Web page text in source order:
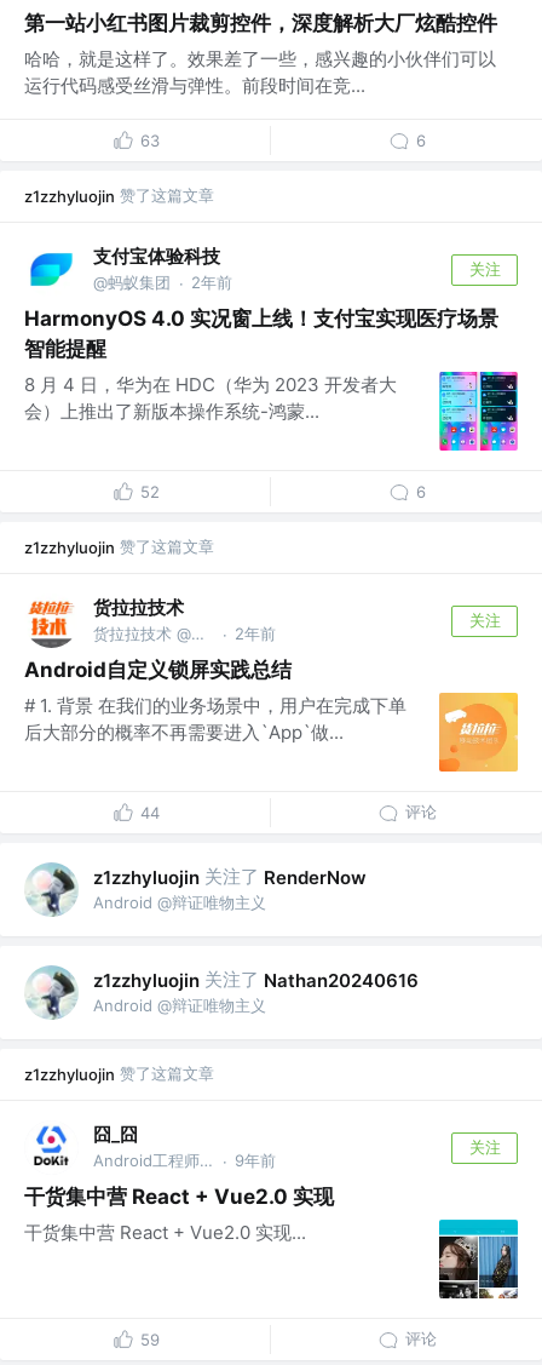
第一站小红书图片裁剪控件，深度解析大厂炫酷控件
哈哈，就是这样了。效果差了一些，感兴趣的小伙伴们可以
运行代码感受丝滑与弹性。前段时间在竞...
63 6
z1zzhyluojin 赞了这篇文章
支付宝体验科技
@蚂蚁集团 · 2年前
关注
HarmonyOS 4.0 实况窗上线！支付宝实现医疗场景
智能提醒
8 月 4 日，华为在 HDC（华为 2023 开发者大
会）上推出了新版本操作系统-鸿蒙...
52 6
z1zzhyluojin 赞了这篇文章
货拉拉技术
货拉拉技术 @货拉拉集团 · 2年前
关注
Android自定义锁屏实践总结
# 1. 背景 在我们的业务场景中，用户在完成下单
后大部分的概率不再需要进入`App`做...
44 评论
z1zzhyluojin 关注了 RenderNow
Android @辩证唯物主义
z1zzhyluojin 关注了 Nathan20240616
Android @辩证唯物主义
z1zzhyluojin 赞了这篇文章
囧_囧
Android工程师 @字节跳动 · 9年前
关注
干货集中营 React + Vue2.0 实现
干货集中营 React + Vue2.0 实现...
59 评论